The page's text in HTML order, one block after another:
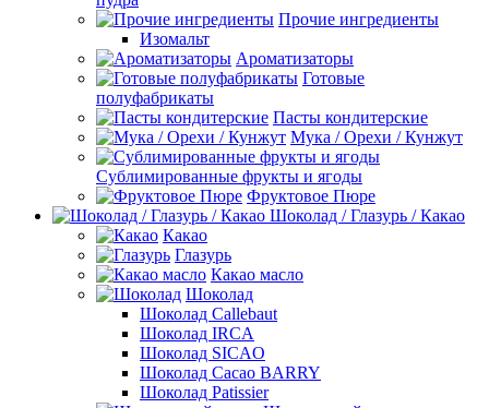
Прочие ингредиенты
Изомальт
Ароматизаторы
Готовые
полуфабрикаты
Пасты кондитерские
Мука / Орехи / Кунжут
Сублимированные фрукты и ягоды
Фруктовое Пюре
Шоколад / Глазурь / Какао
Какао
Глазурь
Какао масло
Шоколад
Шоколад Callebaut
Шоколад IRCA
Шоколад SICAO
Шоколад Cacao BARRY
Шоколад Patissier